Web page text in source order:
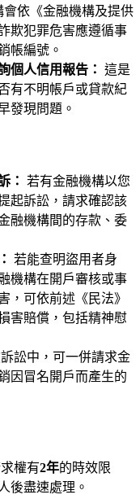
依《金融機構及提供
欺犯罪危害應遵循事
帳編號。
個人信用報告： 這是
有不明帳戶或貸款紀
發現問題。
： 若有金融機構以您
起訴訟，請求確認該
融機構間的存款、委
若能查明盜用者身
機構在開戶審核或事
，可依前述《民法》
害賠償，包括精神慰
訟中，可一併請求金
因冒名開戶而產生的
權有2年的時效限
後盡速處理。